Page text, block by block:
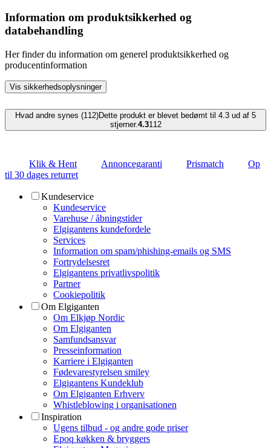
Information om produktsikkerhed og
databehandling
Her finder du information om generel produktsikkerhed og
producentinformation
Vis sikkerhedsoplysninger
Hvad andre synes (112)Dette produkt er blevet bedømt til 4.3 ud af 5
stjerner.4.3112
Klik & Hent Annoncegaranti Prismatch
Op
til 30 dages returret
Kundeservice
Kundeservice
Varehuse / åbningstider
Elgigantens kundefordele
Services
Information om spam/phishing-emails og SMS
Fortrydelsesret
Elgigantens privatlivspolitik
Partner
Cookiepolitik
Om Elgiganten
Om Elkjøp Nordic
Om Elgiganten
Samfundsansvar
Presseinformation
Karriere i Elgiganten
Fødevarestyrelsen smiley
Elgigantens Kundeklub
Om Elgiganten Erhverv
Whistleblowing i organisationen
Inspiration
Ugens tilbud - og andre gode priser
Epoq køkken & bryggers